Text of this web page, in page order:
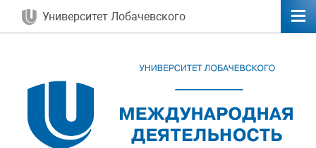
Университет Лобачевского